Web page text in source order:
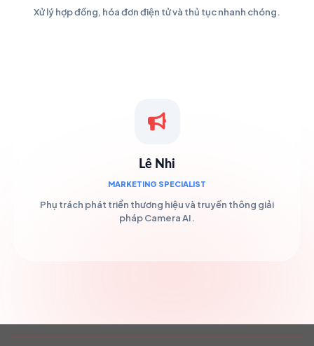
Xử lý hợp đồng, hóa đơn điện tử và thủ tục nhanh chóng.
Lê Nhi
MARKETING SPECIALIST
Phụ trách phát triển thương hiệu và truyền thông giải
pháp Camera AI.